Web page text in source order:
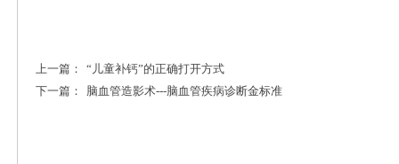
上一篇：
“儿童补钙”的正确打开方式
下一篇：
脑血管造影术---脑血管疾病诊断金标准